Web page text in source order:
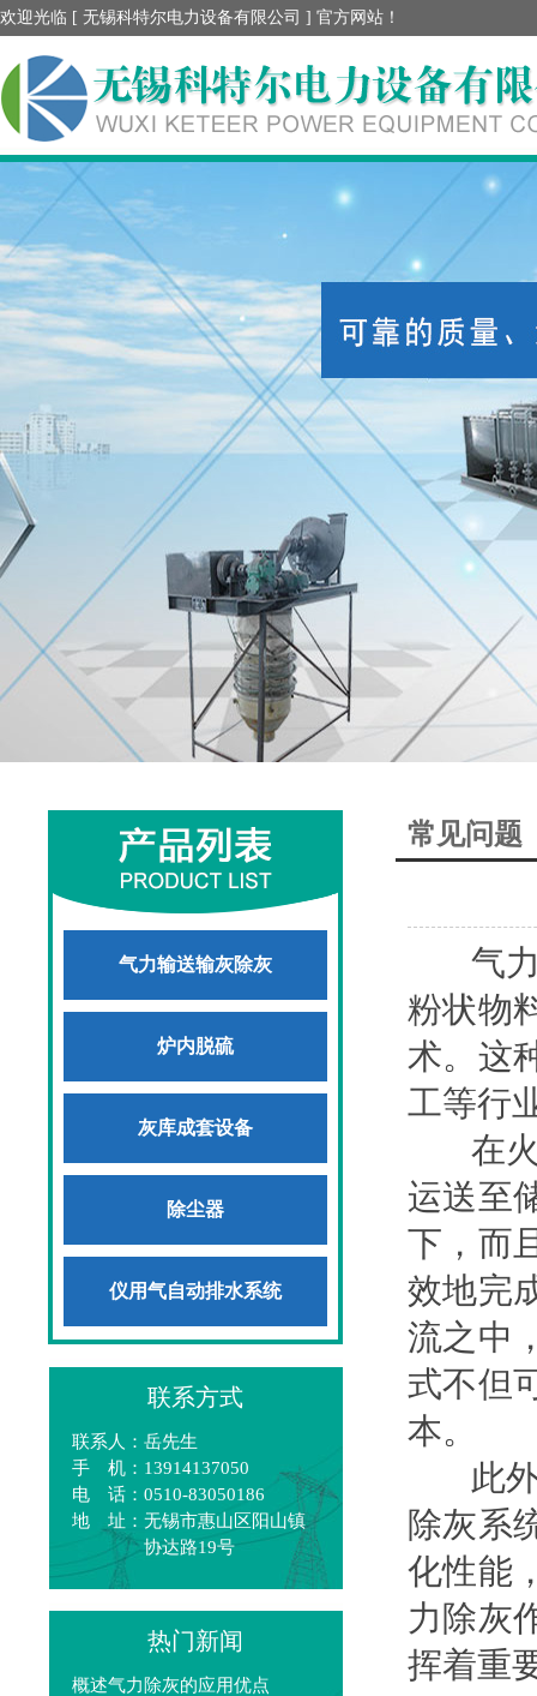
欢迎光临 [ 无锡科特尔电力设备有限公司 ] 官方网站！
气力输送输灰除灰
炉内脱硫
灰库成套设备
除尘器
仪用气自动排水系统
联系方式
联系人：岳先生
手 机：13914137050
电 话：0510-83050186
地 址：无锡市惠山区阳山镇
协达路19号
热门新闻
概述气力除灰的应用优点
常见问题
气力
粉状物
术。这
工等行
在火
运送至
下，而
效地完
流之中
式不但
本。
此外
除灰系
化性能
力除灰
挥着重